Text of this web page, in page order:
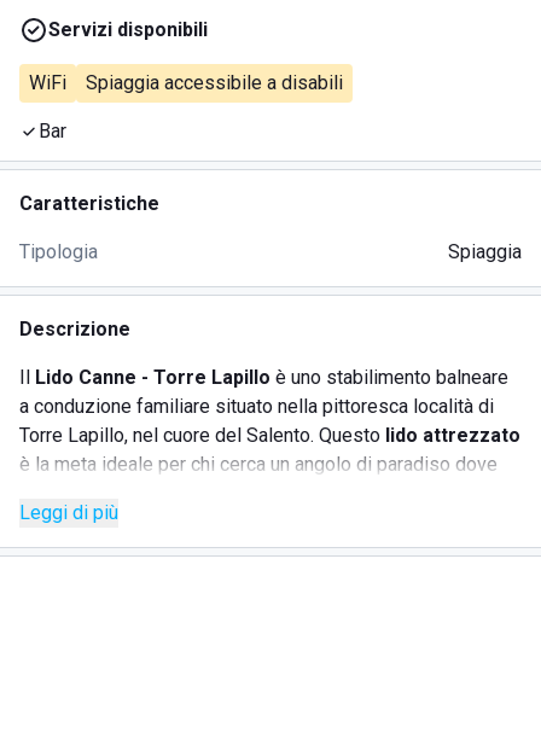
Servizi disponibili
WiFi Spiaggia accessibile a disabili
Bar
Caratteristiche
Tipologia Spiaggia
Descrizione
Il Lido Canne - Torre Lapillo è uno stabilimento balneare
a conduzione familiare situato nella pittoresca località di
Torre Lapillo, nel cuore del Salento. Questo lido attrezzato
è la meta ideale per chi cerca un angolo di paradiso dove
serie di servizi studiati per garantire ai suoi ospiti una
giornata di relax e divertimento sullaspiaggia con servizi.
Leggi di più